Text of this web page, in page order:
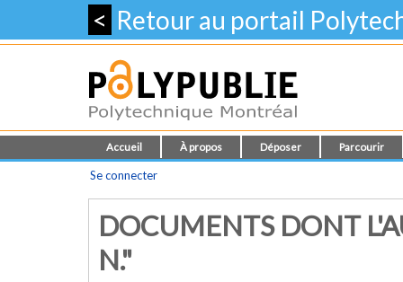
< Retour au portail
Accueil À propos Déposer Parcourir
Se connecter
DOCUMENTS DONT
N."